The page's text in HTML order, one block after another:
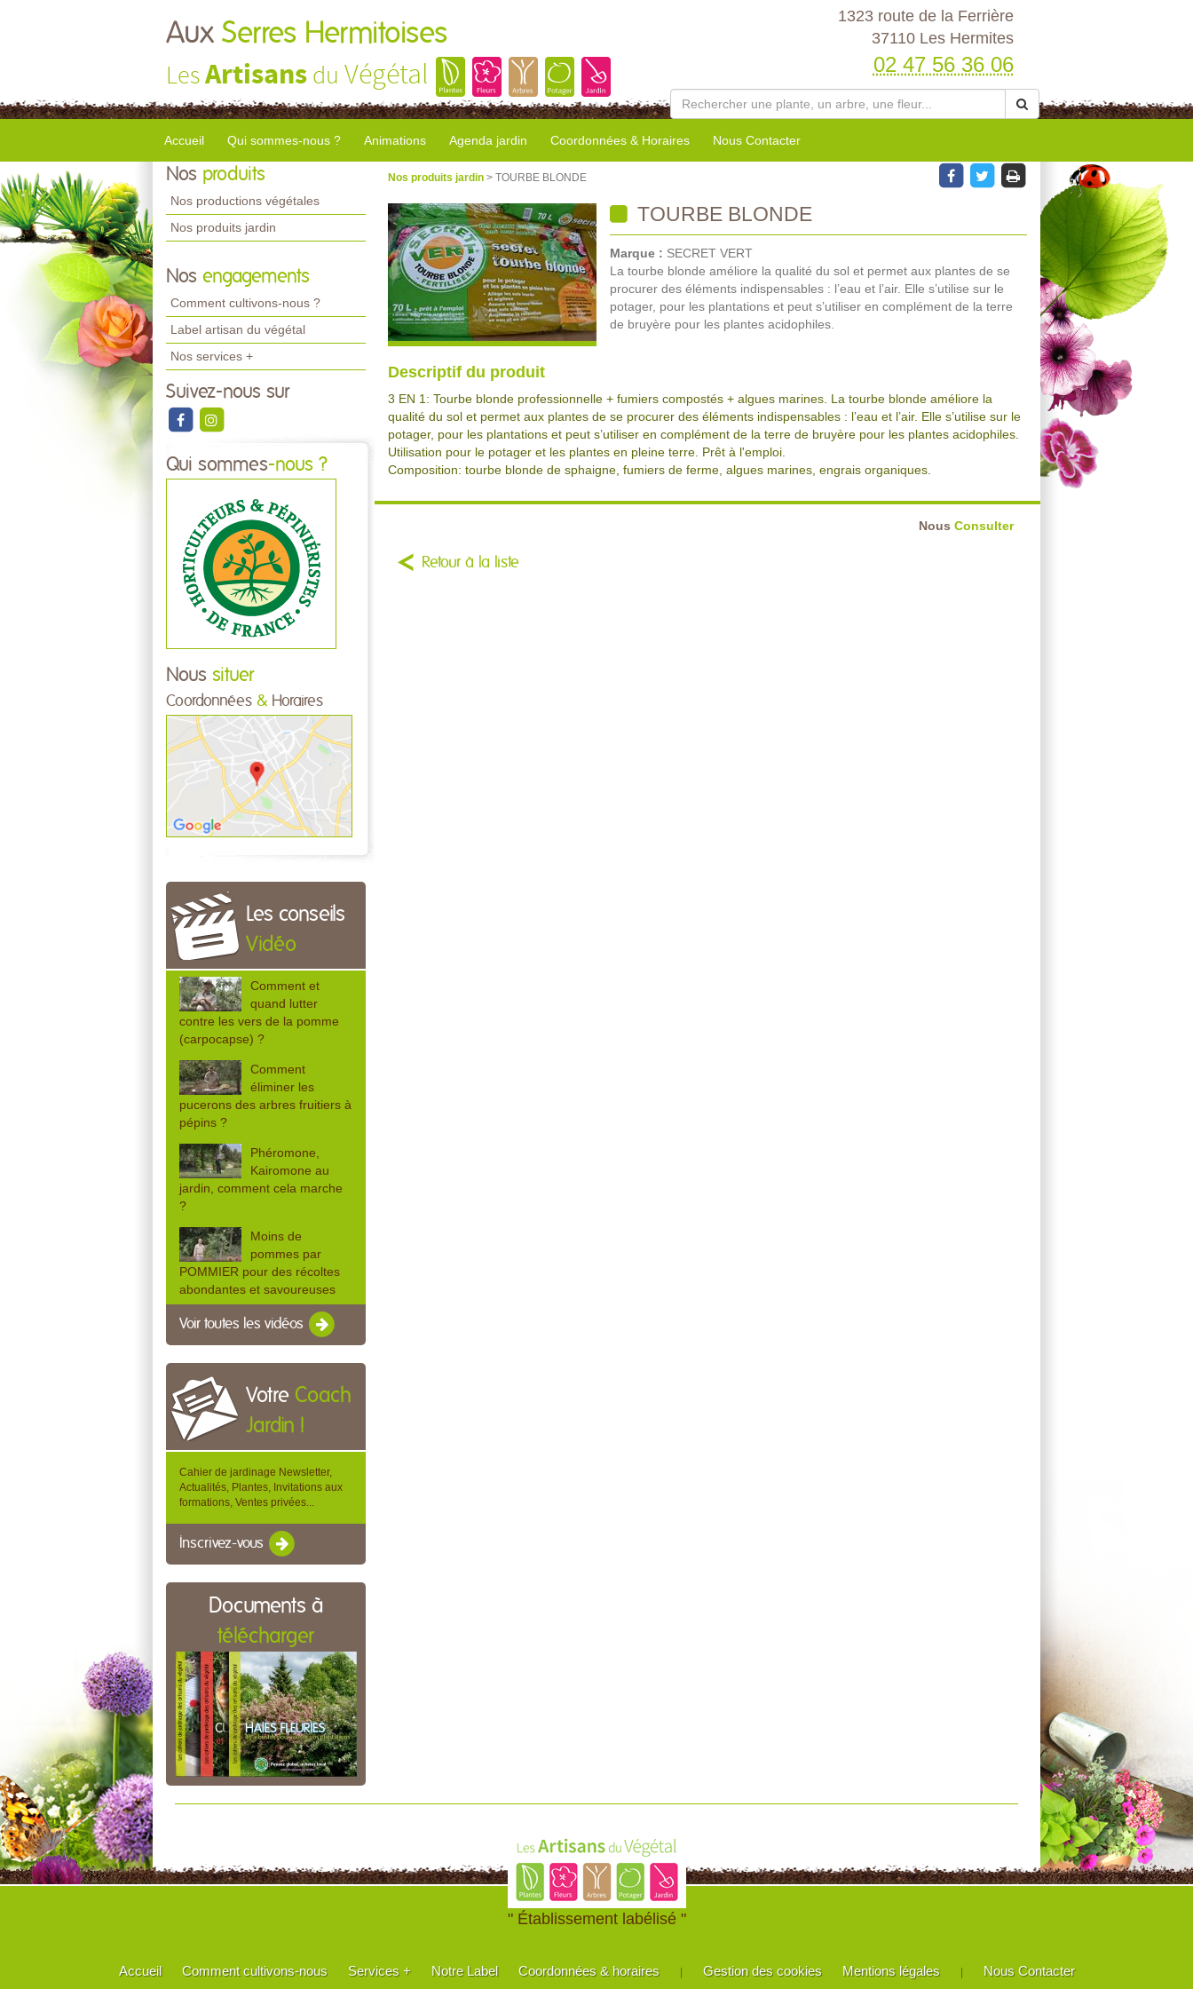
Aux Serres Hermitoises
LesArtisans du Végétal
1323 route de la Ferrière
37110 Les Hermites
02 47 56 36 06
Accueil Qui sommes-nous ? Animations Agenda jardin Coordonnées & Horaires Nous Contacter
Nos produits
Nos productions végétales
Nos produits jardin
Nos engagements
Comment cultivons-nous ?
Label artisan du végétal
Nos services +
Suivez-nous sur
Qui sommes-nous ?
Nous situer
Coordonnées & Horaires
Les conseils
Vidéo
Comment et
quand lutter
contre les vers de la pomme
(carpocapse) ?
Comment
éliminer les
pucerons des arbres fruitiers à
pépins ?
Phéromone,
Kairomone au
jardin, comment cela marche
?
Moins de
pommes par
POMMIER pour des récoltes
abondantes et savoureuses
Voir toutes les vidéos
Votre Coach
Jardin !
Cahier de jardinage Newsletter,
Actualités, Plantes, Invitations aux
formations, Ventes privées...
Inscrivez-vous
Documents à
télécharger
Nos produits jardin > TOURBE BLONDE
TOURBE BLONDE
Marque : SECRET VERT
La tourbe blonde améliore la qualité du sol et permet aux plantes de se
procurer des éléments indispensables : l’eau et l’air. Elle s’utilise sur le
potager, pour les plantations et peut s’utiliser en complément de la terre
de bruyère pour les plantes acidophiles.
Descriptif du produit
3 EN 1: Tourbe blonde professionnelle + fumiers compostés + algues marines. La tourbe blonde améliore la
qualité du sol et permet aux plantes de se procurer des éléments indispensables : l’eau et l’air. Elle s’utilise sur le
potager, pour les plantations et peut s’utiliser en complément de la terre de bruyère pour les plantes acidophiles.
Utilisation pour le potager et les plantes en pleine terre. Prêt à l'emploi.
Composition: tourbe blonde de sphaigne, fumiers de ferme, algues marines, engrais organiques.
Nous Consulter
Retour à la liste
" Établissement labélisé "
Accueil Comment cultivons-nous Services + Notre Label Coordonnées & horaires | Gestion des cookies Mentions légales | Nous Contacter